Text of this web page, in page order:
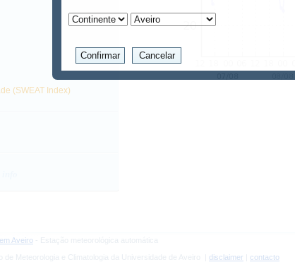
(SWEAT Index)
Aveiro - Estação meteorológica automática
de Meteorologia e Climatologia da Universidade de Aveiro | disclaimer contacto